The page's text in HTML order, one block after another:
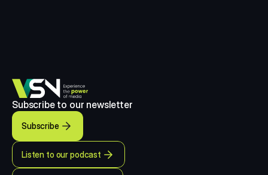
Subscribe to our newsletter
Subscribe
Listen to our podcast